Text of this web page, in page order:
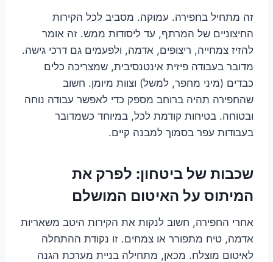
זה מתחיל בחפירה. עמוקה. מסביב לכל הקירות
החיצוניים של המרתף, עד ליסודות ממש. זה אומר
להזיז צמחייה, ריצופים, אדמה, ולפעמים גם דרכי גישה.
מדובר בעבודה פיזית אינטנסיבית, שמצריכה כלים
כבדים (מיני מחפר, למשל) וצוות מיומן. חשוב
שהחפירה תהיה ברוחב מספק כדי לאפשר עבודה נוחה
ובטוחה. בטיחות קודמת לכל, במיוחד כשמדובר
בעבודות עפר בסמוך למבנה קיים.
שכבות של ביטחון: לפרק את
המיתוס על האיטום המושלם
אחרי החפירה, חשוב לנקות את הקירות היטב משאריות
אדמה, טיח מתפורר או צמחים. זו נקודת ההתחלה
לאיטום מוצלח. מכאן, מתחילה בניית מערכת הגנה